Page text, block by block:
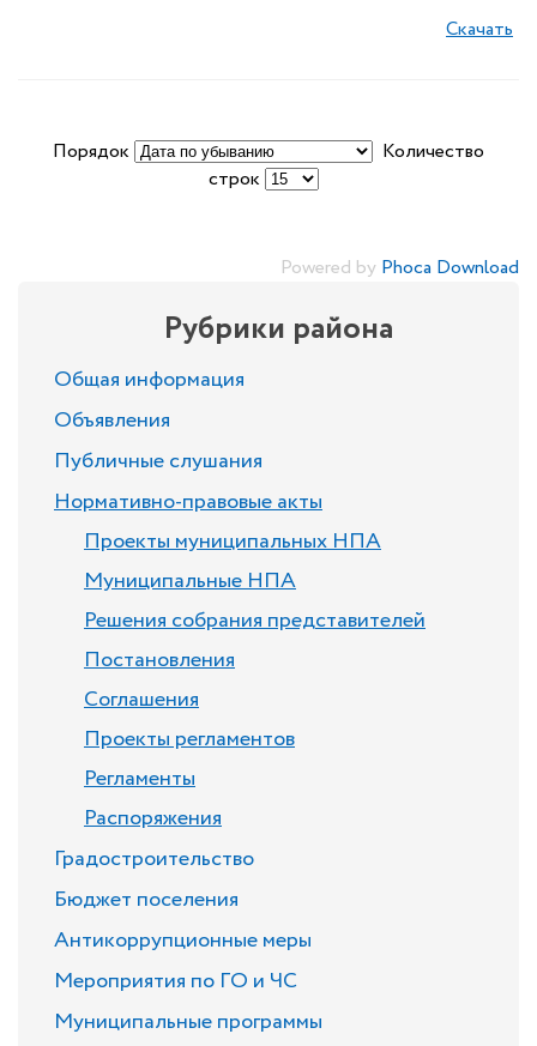
Скачать
Порядок
Количество
строк
Powered by Phoca Download
Рубрики района
Общая информация
Объявления
Публичные слушания
Нормативно-правовые акты
Проекты муниципальных НПА
Муниципальные НПА
Решения собрания представителей
Постановления
Соглашения
Проекты регламентов
Регламенты
Распоряжения
Градостроительство
Бюджет поселения
Антикоррупционные меры
Мероприятия по ГО и ЧС
Муниципальные программы